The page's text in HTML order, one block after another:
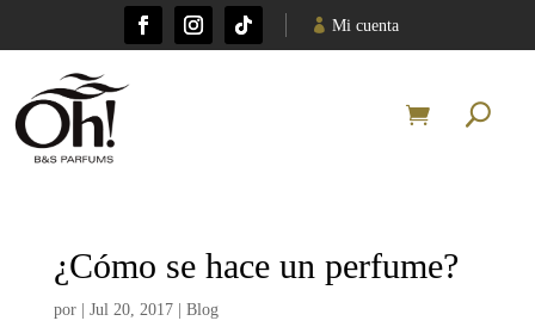
Mi cuenta
¿Cómo se hace un perfume?
por | Jul 20, 2017| Blog